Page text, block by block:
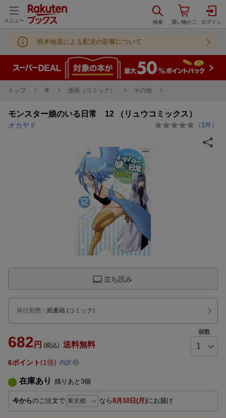
メニュー
熊本地震による配送の影響について
トップ 本 漫画（コミック） その他
モンスター娘のいる日常 12 （リュウコミックス）
オカヤド （ 1 件）
立ち読み
発行形態 ： 紙書籍 (コミック)
682 円 (税込) 送料無料
個数
6ポイント 1倍 内訳
在庫あり 残りあと 3個
今からのご注文で なら8月10日(月)にお届け